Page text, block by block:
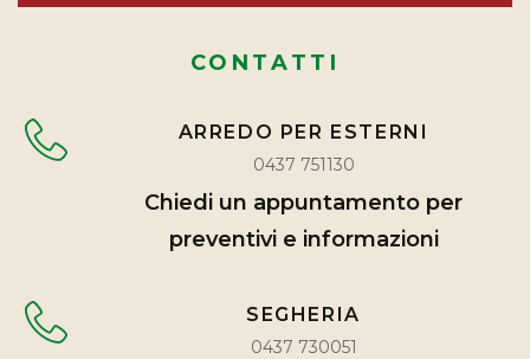
CONTATTI
ARREDO PER ESTERNI
0437 751130
Chiedi un appuntamento per
preventivi e informazioni
SEGHERIA
0437 730051